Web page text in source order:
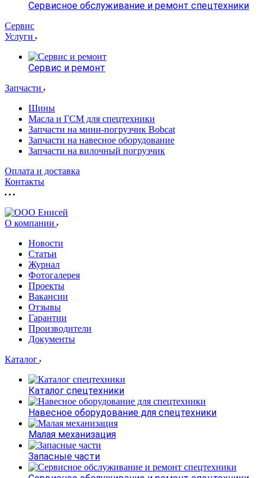
Сервисное обслуживание и ремонт спецтехники
Сервис
Услуги
Сервис и ремонт
Запчасти
Шины
Масла и ГСМ для спецтехники
Запчасти на мини-погрузчик Bobcat
Запчасти на навесное оборудование
Запчасти на вилочный погрузчик
Оплата и доставка
Контакты
О компании
Новости
Статьи
Журнал
Фотогалерея
Проекты
Вакансии
Отзывы
Гарантии
Производители
Документы
Каталог
Каталог спецтехники
Навесное оборудование для спецтехники
Малая механизация
Запасные части